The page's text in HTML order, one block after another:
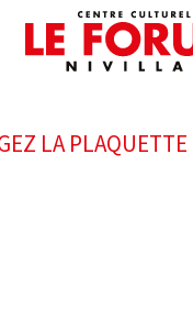
LA PLAQUETTE